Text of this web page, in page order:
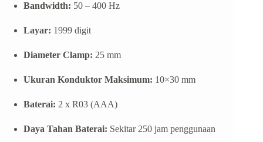
Bandwidth: 50 – 400 Hz
Layar: 1999 digit
Diameter Clamp: 25 mm
Ukuran Konduktor Maksimum: 10×30 mm
Baterai: 2 x R03 (AAA)
Daya Tahan Baterai: Sekitar 250 jam penggunaan